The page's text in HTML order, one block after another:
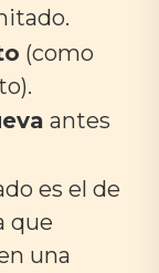
(como
antes
es el de
que
una